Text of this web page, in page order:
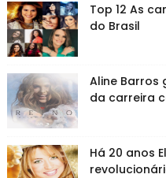
Top 12 As
do Brasil
Aline Barros
da carreira
Há 20 anos